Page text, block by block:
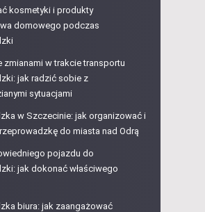
kosmetyki i produkty
domowego podczas
zmianami w trakcie transportu
jak radzić sobie z
sytuacjami
w Szczecinie: jak organizować i
do miasta nad Odrą
pojazdu do
jak dokonać właściwego
biura: jak zaangażować